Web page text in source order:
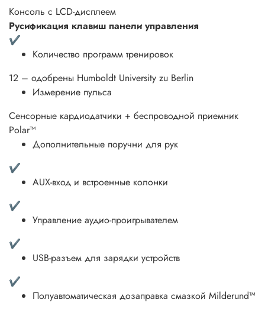
Консоль с LСD-дисплеем
Русификация клавиш панели управления
✔
Количество программ тренировок
12 – одобрены Humboldt University zu Berlin
Измерение пульса
Сенсорные кардиодатчики + беспроводной приемник
Polar™
Дополнительные поручни для рук
✔
AUX-вход и встроенные колонки
✔
Управление аудио-проигрывателем
✔
USB-разъем для зарядки устройств
✔
Полуавтоматическая дозаправка смазкой Milderund™